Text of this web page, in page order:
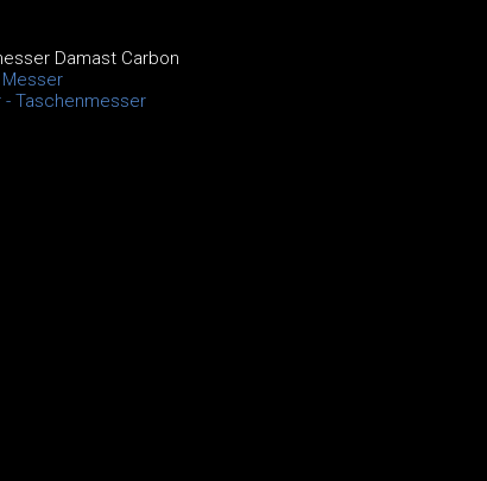
Damast Carbon
Messer
Taschenmesser